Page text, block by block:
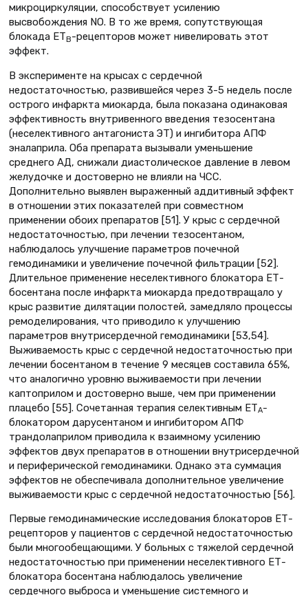
микроциркуляции, способствует усилению
высвобождения NO. В то же время, сопутствующая
блокада ЕТВ-рецепторов может нивелировать этот
эффект.
В эксперименте на крысах с сердечной
недостаточностью, развившейся через 3-5 недель после
острого инфаркта миокарда, была показана одинаковая
эффективность внутривенного введения тезосентана
(неселективного антагониста ЭТ) и ингибитора АПФ
эналаприла. Оба препарата вызывали уменьшение
среднего АД, снижали диастолическое давление в левом
желудочке и достоверно не влияли на ЧСС.
Дополнительно выявлен выраженный аддитивный эффект
в отношении этих показателей при совместном
применении обоих препаратов [51]. У крыс с сердечной
недостаточностью, при лечении тезосентаном,
наблюдалось улучшение параметров почечной
гемодинамики и увеличение почечной фильтрации [52].
Длительное применение неселективного блокатора ЕТ-
босентана после инфаркта миокарда предотвращало у
крыс развитие дилятации полостей, замедляло процессы
ремоделирования, что приводило к улучшению
параметров внутрисердечной гемодинамики [53,54].
Выживаемость крыс с сердечной недостаточностью при
лечении босентаном в течение 9 месяцев составила 65%,
что аналогично уровню выживаемости при лечении
каптоприлом и достоверно выше, чем при применении
плацебо [55]. Сочетанная терапия селективным ЕТА-
блокатором дарусентаном и ингибитором АПФ
трандолаприлом приводила к взаимному усилению
эффектов двух препаратов в отношении внутрисердечной
и периферической гемодинамики. Однако эта суммация
эффектов не обеспечивала дополнительное увеличение
выживаемости крыс с сердечной недостаточностью [56].
Первые гемодинамические исследования блокаторов ЕТ-
рецепторов у пациентов с сердечной недостаточностью
были многообещающими. У больных с тяжелой сердечной
недостаточностью при применении неселективного ЕТ-
блокатора босентана наблюдалось увеличение
сердечного выброса и уменьшение системного и